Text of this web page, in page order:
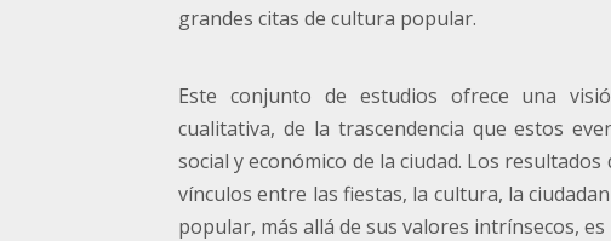
grandes citas de cultura popular.
Este conjunto de estudios ofrece una
cualitativa, de la trascendencia que estos
social y económico de la ciudad. Los
vínculos entre las fiestas, la cultura, la
popular, más allá de sus valores intrínsecos,